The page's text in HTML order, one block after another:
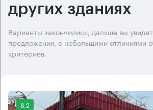
других зданиях
Варианты закончились, дальше вы
предложения, с небольшими отличиями
критериев.
8.2